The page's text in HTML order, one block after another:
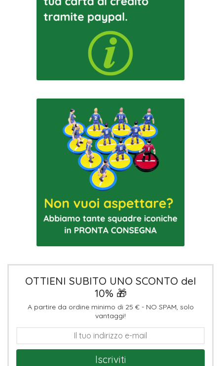
OTTIENI SUBITO UNO SCONTO del
10% 🎁
A partire da ordine minimo di 25 € - NO SPAM, solo
vantaggi!
Iscriviti